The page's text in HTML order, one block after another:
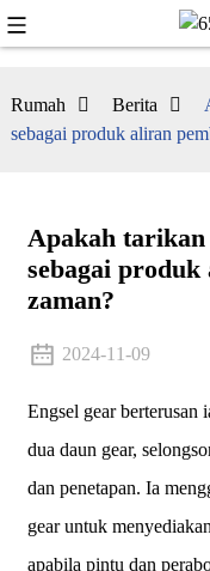
Rumah Berita
sebagai produk aliran
Apakah tarikan
sebagai
zaman?
2024-11-09
Engsel gear berterusan
dua daun gear,
dan penetapan. Ia
gear untuk
apabila pintu dan